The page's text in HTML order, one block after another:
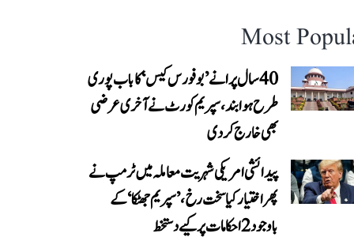
Most
40 سال پرانے ’بوفورس کیس‘ کا باب پوری
طرح ہوا بند، سپریم کورٹ نے آخری عرضی
بھی خارج کر دی
پیدائشی امریکی شہریت معاملہ میں ٹرمپ نے
پھر اختیار کیا سخت رخ، ’سپریم جھٹکا‘ کے
باوجود 2 احکامات پر کیے دستخط